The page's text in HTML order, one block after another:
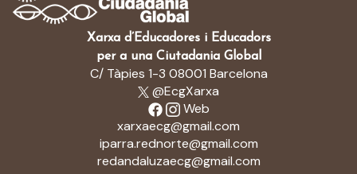
Xarxa d’Educadores i Educadors
per a una Ciutadania Global
C/ Tàpies 1-3 08001 Barcelona
@EcgXarxa
Web
xarxaecg@gmail.com
iparra.rednorte@gmail.com
redandaluzaecg@gmail.com